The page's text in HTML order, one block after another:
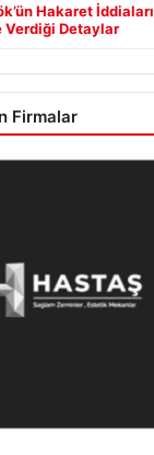
Hakaret İddiaları
Verdiği Detaylar
Firmalar